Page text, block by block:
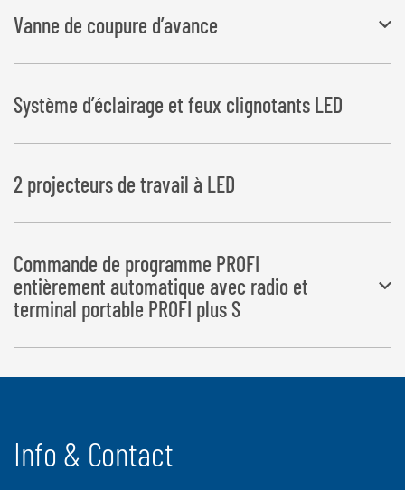
moteur diesel 17,5 kW, refroidi à l’eau, batterie, démarreur électrique,
compteur horaire, filtre à pression et de retour, réservoir d’huile
hydraulique de 44 l et variateur de vitesse automatique
Vanne de coupure d’avance
Ceci permet de garantir un chevauchement précis du film pour les
balles rectangulaires
Système d’éclairage et feux clignotants LED
2 projecteurs de travail à LED
Commande de programme PROFI
entièrement automatique avec radio et
terminal portable PROFI plus S
Toutes les opérations sont exécutées de manière entièrement
Info & Contact